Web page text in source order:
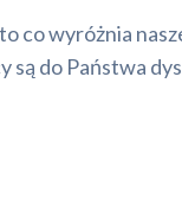
co wyróżnia
są do Państwa